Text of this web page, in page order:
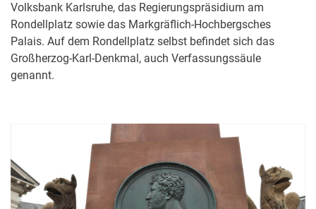
Volksbank Karlsruhe, das Regierungspräsidium am
Rondellplatz sowie das Markgräflich-Hochbergsches
Palais. Auf dem Rondellplatz selbst befindet sich das
Großherzog-Karl-Denkmal, auch Verfassungssäule
genannt.